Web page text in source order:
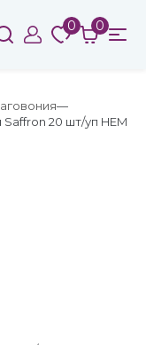
0 0
20 шт/уп HEM